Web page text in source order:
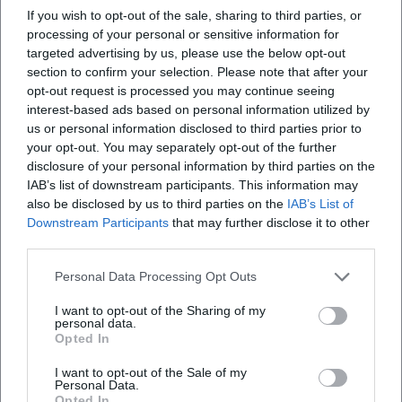
If you wish to opt-out of the sale, sharing to third parties, or
processing of your personal or sensitive information for
targeted advertising by us, please use the below opt-out
section to confirm your selection. Please note that after your
opt-out request is processed you may continue seeing
interest-based ads based on personal information utilized by
us or personal information disclosed to third parties prior to
your opt-out. You may separately opt-out of the further
disclosure of your personal information by third parties on the
IAB’s list of downstream participants. This information may
also be disclosed by us to third parties on the IAB’s List of
Downstream Participants that may further disclose it to other
Personal Data Processing Opt Outs
I want to opt-out of the Sharing of my
personal data.
Opted In
I want to opt-out of the Sale of my
Personal Data.
Verzeichnisses und das digitale KV-Portal aktualisieren auf
fast 1.400 Seiten Forschung und Werkstand – inklusive
Ergänzungen, Neubewertungen und systematischer
Register. Dadurch gewinnen Diskographie,
Programmplanung und wissenschaftliche Zitation neue
Präzision. Parallel kuratieren Institutionen wie die Stiftung
Mozarteum Festivals und Ausstellungen, die Mozarts
Œuvre in zeitgenössische Kontexte stellen.
Die Mozartwoche 2025 in Salzburg stand unter dem Motto
„Destination Mozart“: ein kuratiertes Programm von
Monteverdi, Bach und Mozart hörbar macht. Zugleich
erscheinen fortlaufend Neueinspielungen, die
Repertoirefragen anstoßen – etwa Aufnahmen, die
umstrittene Zuschreibungen (Violinkonzert KV 271a/271b)
diskutieren oder orchestrale Klangebene mit aktuellen
Forschungsergebnissen verbinden. Über 2025 hinaus